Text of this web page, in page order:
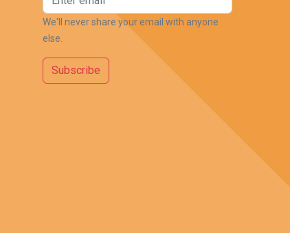
We'll never share your email with anyone
else.
Subscribe